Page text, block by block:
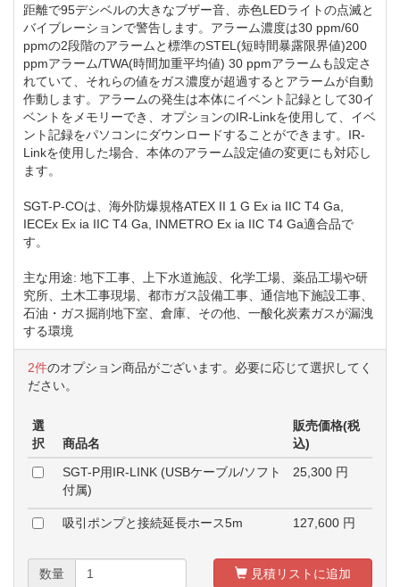
距離で95デシベルの大きなブザー音、赤色LEDライトの点滅と
バイブレーションで警告します。アラーム濃度は30 ppm/60
ppmの2段階のアラームと標準のSTEL(短時間暴露限界値)200
ppmアラーム/TWA(時間加重平均値) 30 ppmアラームも設定さ
れていて、それらの値をガス濃度が超過するとアラームが自動
作動します。アラームの発生は本体にイベント記録として30イ
ベントをメモリーでき、オプションのIR-Linkを使用して、イベ
ント記録をパソコンにダウンロードすることができます。IR-
Linkを使用した場合、本体のアラーム設定値の変更にも対応し
ます。
SGT-P-COは、海外防爆規格ATEX II 1 G Ex ia IIC T4 Ga,
IECEx Ex ia IIC T4 Ga, INMETRO Ex ia IIC T4 Ga適合品で
す。
主な用途: 地下工事、上下水道施設、化学工場、薬品工場や研
究所、土木工事現場、都市ガス設備工事、通信地下施設工事、
石油・ガス掘削地下室、倉庫、その他、一酸化炭素ガスが漏洩
する環境
2件のオプション商品がございます。必要に応じて選択してく
ださい。
選
択
商品名
販売価格(税
込)
SGT-P用IR-LINK (USBケーブル/ソフト
付属)
25,300 円
吸引ポンプと接続延長ホース5m 127,600 円
数量 見積リストに追加